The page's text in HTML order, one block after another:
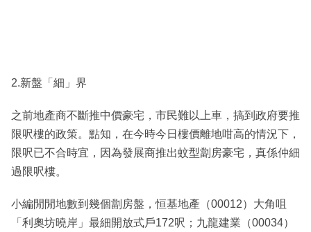
2.新盤「細」界
之前地產商不斷推中價豪宅，市民難以上車，搞到政府要推
限呎樓的政策。點知，在今時今日樓價離地咁高的情況下，
限呎已不合時宜，因為發展商推出蚊型劏房豪宅，真係仲細
過限呎樓。
小編閒閒地數到幾個劏房盤，恒基地產（00012）大角咀
「利奧坊曉岸」最細開放式戶172呎；九龍建業（00034）